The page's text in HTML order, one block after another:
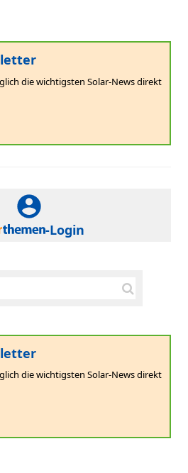
die wichtigsten Solar-News direkt
-Login
die wichtigsten Solar-News direkt